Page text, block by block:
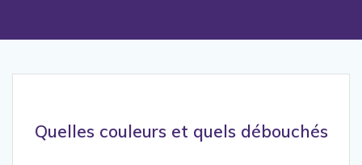
Quelles couleurs et quels débouchés